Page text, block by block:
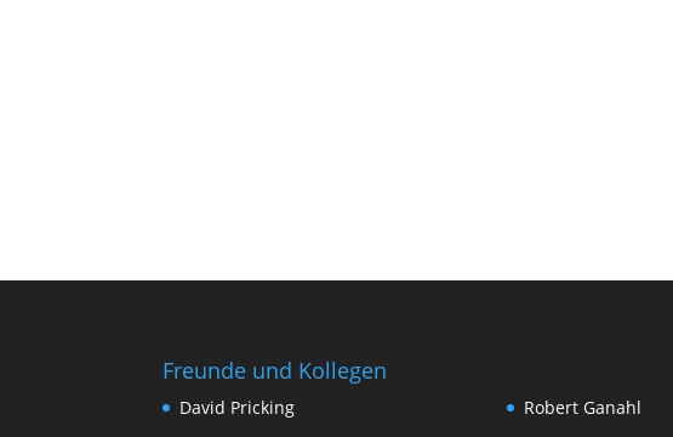
Freunde und Kollegen
David Pricking
Robert Ganahl